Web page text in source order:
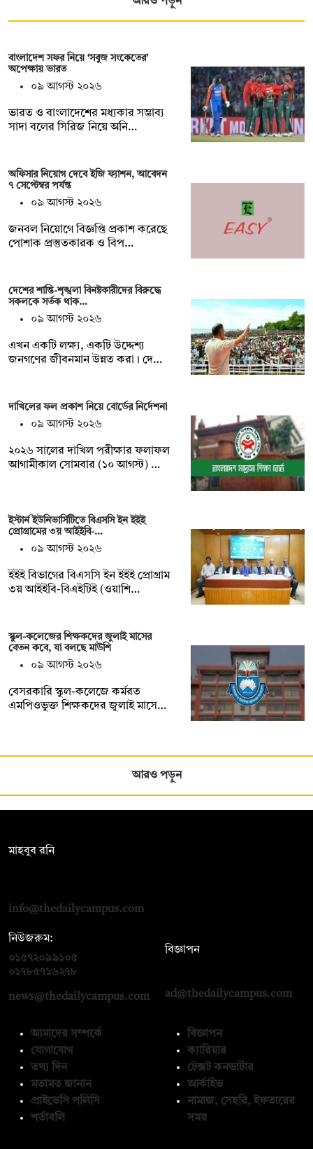
বাংলাদেশ সফর নিয়ে ‘সবুজ সংকেতের’
অপেক্ষায় ভারত
০৯ আগস্ট ২০২৬
ভারত ও বাংলাদেশের মধ্যকার সম্ভাব্য
সাদা বলের সিরিজ নিয়ে অনি…
অফিসার নিয়োগ দেবে ইজি ফ্যাশন, আবেদন
৭ সেপ্টেম্বর পর্যন্ত
০৯ আগস্ট ২০২৬
জনবল নিয়োগে বিজ্ঞপ্তি প্রকাশ করেছে
পোশাক প্রস্তুতকারক ও বিপ…
দেশের শান্তি-শৃঙ্খলা বিনষ্টকারীদের বিরুদ্ধে
সকলকে সর্তক থাক…
০৯ আগস্ট ২০২৬
এখন একটি লক্ষ্য, একটি উদ্দেশ্য
জনগণের জীবনমান উন্নত করা। দে…
দাখিলের ফল প্রকাশ নিয়ে বোর্ডের নির্দেশনা
০৯ আগস্ট ২০২৬
২০২৬ সালের দাখিল পরীক্ষার ফলাফল
আগামীকাল সোমবার (১০ আগস্ট) …
ইস্টার্ন ইউনিভার্সিটিতে বিএসসি ইন ইইই
প্রোগ্রামের ৩য় আইইবি-…
০৯ আগস্ট ২০২৬
ইইই বিভাগের বিএসসি ইন ইইই প্রোগ্রাম
৩য় আইইবি-বিএইটিই (ওয়াশি…
স্কুল-কলেজের শিক্ষকদের জুলাই মাসের
বেতন কবে, যা বলছে মাউশি
০৯ আগস্ট ২০২৬
বেসরকারি স্কুল-কলেজে কর্মরত
এমপিওভুক্ত শিক্ষকদের জুলাই মাসে…
আরও পড়ুন
মাহবুব রনি
info@thedailycampus.com
নিউজরুম:
০১৫৭২০৯৯১০৫
০১৭৮৫৭১৬২৭৮
news@thedailycampus.com
বিজ্ঞাপন
ad@thedailycampus.com
আমাদের সম্পর্কে
যোগাযোগ
তথ্য দিন
মতামত জানান
প্রাইভেসি পলিসি
শর্তাবলি
বিজ্ঞাপন
ক্যারিয়ার
টেক্সট কনভার্টার
আর্কাইভ
নামাজ, সেহরি, ইফতারের
সময়